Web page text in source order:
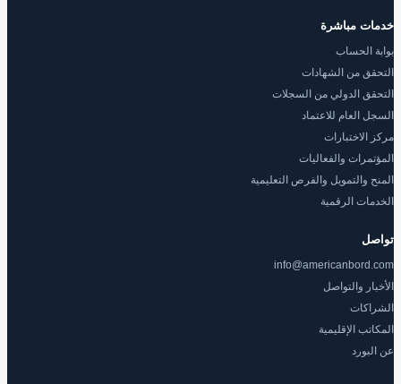
خدمات مباشرة
بوابة الحساب
التحقق من الشهادات
التحقق الدولي من السجلات
السجل العام للاعتماد
مركز الاختبارات
المؤتمرات والفعاليات
المنح والتمويل والفرص التعليمية
الخدمات الرقمية
تواصل
info@americanbord.com
الأخبار والتواصل
الشراكات
المكاتب الإقليمية
عن البورد